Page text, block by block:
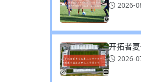
2026-
开拓者
2026-